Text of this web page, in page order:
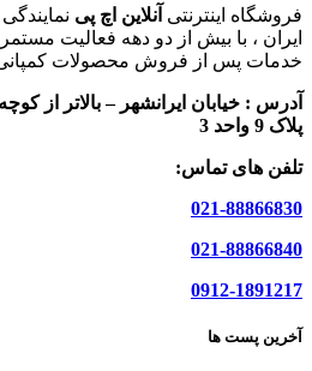
فروشگاه اینترنتی آنلاین اچ پی
ایران ، با بیش از دو دهه فعالیت
خدمات پس از فروش محصولات
آدرس : خیابان ایرانشهر – بالاتر از
پلاک 9 واحد 3
تلفن های تماس:
021-88866830
021-88866840
0912-1891217
آخرین پست ها